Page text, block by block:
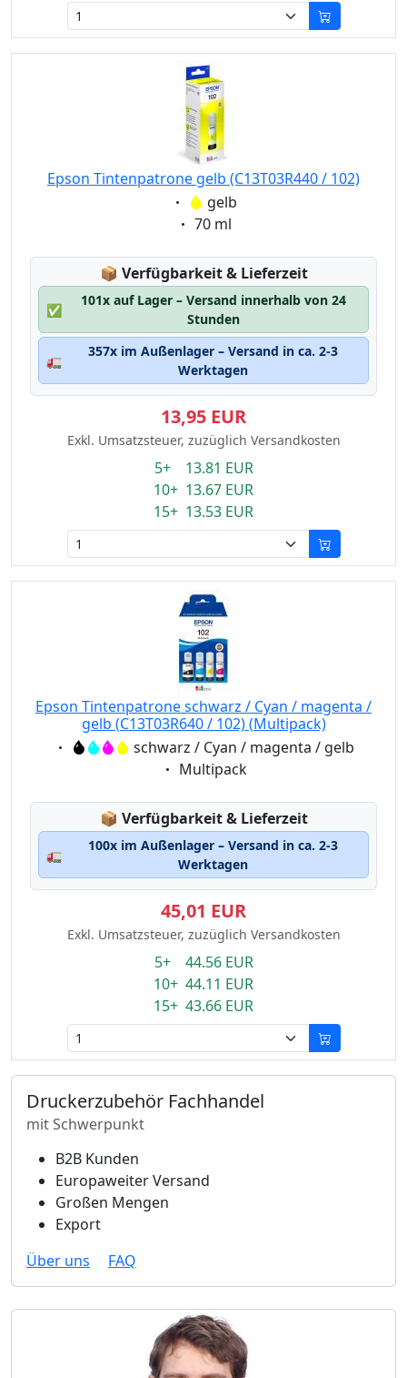
Epson Tintenpatrone gelb (C13T03R440 / 102)
Eigenschaft:
gelb
Eigenschaft:
70 ml
📦 Lagerstatus:
Verfügbarkeit & Lieferzeit
✅
101x auf Lager – Versand innerhalb von 24
Stunden
🚛
357x im Außenlager – Versand in ca. 2-3
Werktagen
13,95 EUR
Exkl. Umsatzsteuer, zuzüglich Versandkosten
5+ 13.81 EUR
10+ 13.67 EUR
15+ 13.53 EUR
Epson Tintenpatrone schwarz / Cyan / magenta /
gelb (C13T03R640 / 102) (Multipack)
Eigenschaft:schwarz / Cyan / magenta / gelb
Eigenschaft:
Multipack
📦 Lagerstatus:
Verfügbarkeit & Lieferzeit
🚛
100x im Außenlager – Versand in ca. 2-3
Werktagen
45,01 EUR
Exkl. Umsatzsteuer, zuzüglich Versandkosten
5+ 44.56 EUR
10+ 44.11 EUR
15+ 43.66 EUR
Druckerzubehör Fachhandel
mit Schwerpunkt
B2B Kunden
Europaweiter Versand
Großen Mengen
Export
Über uns
FAQ